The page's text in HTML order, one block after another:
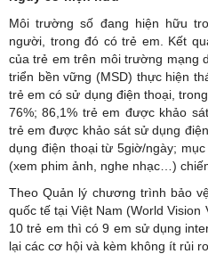
Môi trường số đang hiện hữu
người, trong đó có trẻ em. Kết
của trẻ em trên môi trường mạng
triển bền vững (MSD) thực hiện
trẻ em có sử dụng điện thoại,
76%; 86,1% trẻ em được khảo
trẻ em được khảo sát sử dụng
dụng điện thoại từ 5giờ/ngày;
(xem phim ảnh, nghe nhạc…)
Theo Quản lý chương trình bảo
quốc tế tại Việt Nam (World
10 trẻ em thì có 9 em sử dụng
lại các cơ hội và kèm không ít rủi